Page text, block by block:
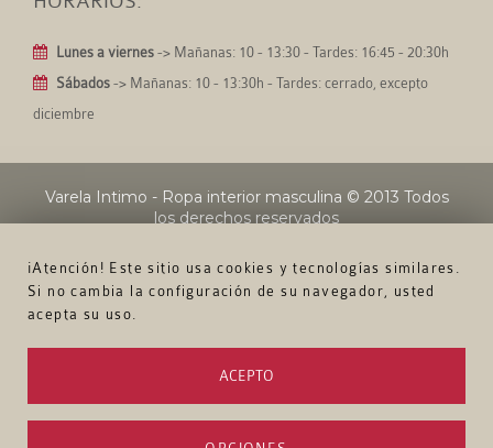
¡Atención! Este sitio usa cookies y tecnologías similares.
Si no cambia la configuración de su navegador, usted
acepta su uso.
ACEPTO
Lunes a viernes -> Mañanas: 10 - 13:30 - Tardes: 16:45 - 20:30h
Sábados -> Mañanas: 10 - 13:30h - Tardes: cerrado, excepto
diciembre
Varela Intimo - Ropa interior masculina © 2013 Todos
los derechos reservados